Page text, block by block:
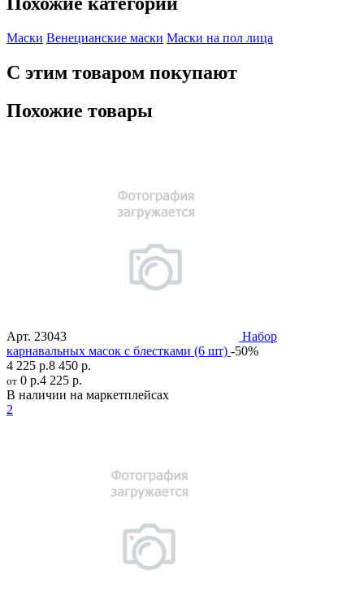
Маски Венецианские маски Маски на пол лица
С этим товаром покупают
Похожие товары
Арт. 23043
Набор
карнавальных масок с блестками (6 шт) -50%
4 225 р.8 450 р.
от 0 р.4 225 р.
В наличии на маркетплейсах
2